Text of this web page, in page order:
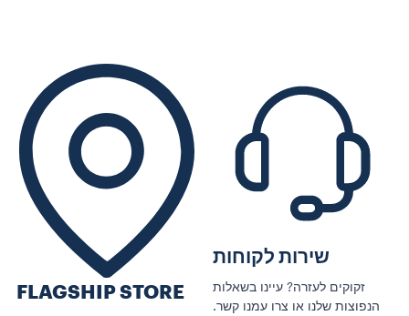
שירות לקוחות
זקוקים לעזרה? עיינו בשאלות
הנפוצות שלנו או צרו עמנו קשר.
FLAGSHIP STORE